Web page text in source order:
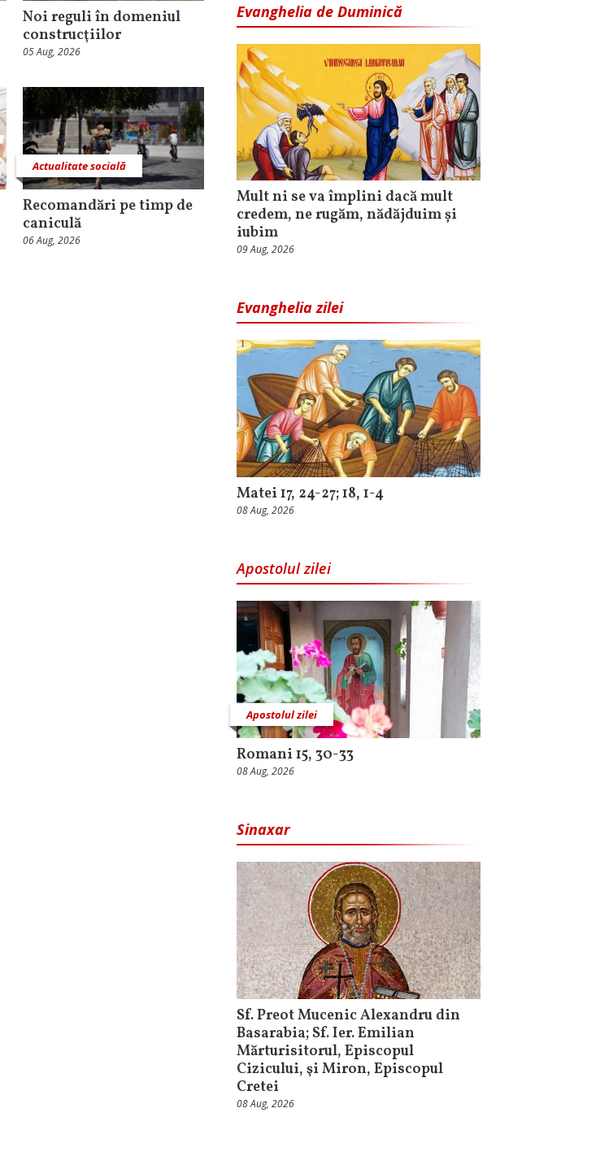
Noi reguli în domeniul
construcţiilor
05 Aug, 2026
Actualitate socială
Recomandări pe timp de
caniculă
06 Aug, 2026
Evanghelia de Duminică
Mult ni se va împlini dacă mult
credem, ne rugăm, nădăjduim și
iubim
09 Aug, 2026
Evanghelia zilei
Matei 17, 24-27; 18, 1-4
08 Aug, 2026
Apostolul zilei
Apostolul zilei
Romani 15, 30-33
08 Aug, 2026
Sinaxar
Sf. Preot Mucenic Alexandru din
Basarabia; Sf. Ier. Emilian
Mărturisitorul, Episcopul
Cizicului, şi Miron, Episcopul
Cretei
08 Aug, 2026